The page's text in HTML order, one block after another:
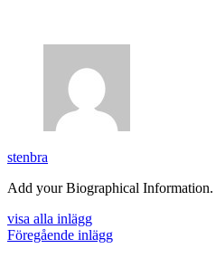
stenbra
Add your Biographical Information.
visa alla inlägg
Föregående inlägg